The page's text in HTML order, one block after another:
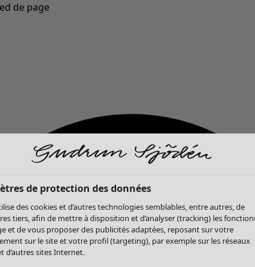
de page
de protection des données
des cookies et d’autres technologies semblables, entre autres, de
tiers, afin de mettre à disposition et d’analyser (tracking) les
et de vous proposer des publicités adaptées, reposant sur votre
sur le site et votre profil (targeting), par exemple sur les réseaux
d’autres sites Internet.